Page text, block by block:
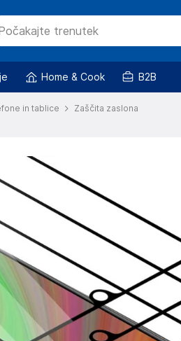
Home & Cook B2B
in tablice Zaščita zaslona